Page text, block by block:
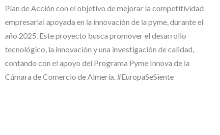
Plan de Acción con el objetivo de mejorar la competitividad
empresarial apoyada en la innovación de la pyme, durante el
año 2025. Este proyecto busca promover el desarrollo
tecnológico, la innovación y una investigación de calidad,
contando con el apoyo del Programa Pyme Innova de la
Cámara de Comercio de Almería. #EuropaSeSiente